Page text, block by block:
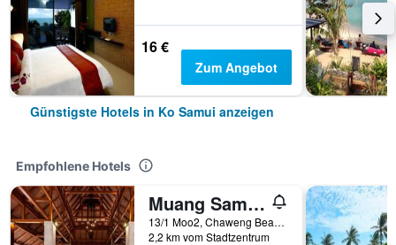
16 €
Zum Angebot
Günstigste Hotels in Ko Samui anzeigen
Empfohlene Hotels
Muang Samui Spa Resort
13/1 Moo2, Chaweng Beach, Bophut, Ko Samui, Thailand
2,2 km vom Stadtzentrum